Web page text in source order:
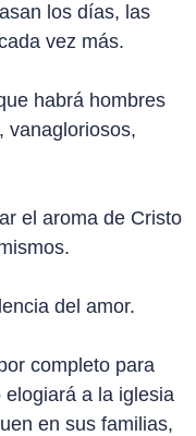
los días, las
vez más.
habrá hombres
vanagloriosos,
el aroma de Cristo
del amor.
completo para
a la iglesia
en sus familias,